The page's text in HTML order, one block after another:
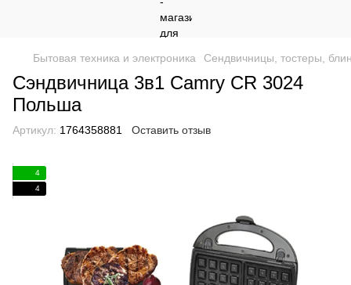
Бытовая техника и электроника Сендвичницы, тостеры,
Сэндвичница 3в1 Camry CR 3024
Польша
Артикул: 1764358881 Оставить отзыв
4
4